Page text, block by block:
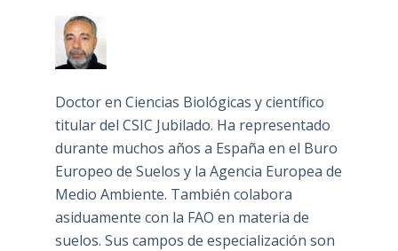
Doctor en Ciencias Biológicas y científico
titular del CSIC Jubilado. Ha representado
durante muchos años a España en el Buro
Europeo de Suelos y la Agencia Europea de
Medio Ambiente. También colabora
asiduamente con la FAO en materia de
suelos. Sus campos de especialización son